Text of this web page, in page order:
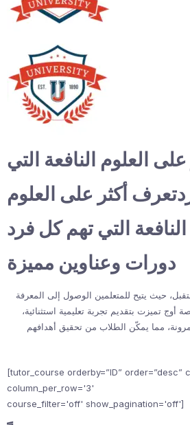
العلوم النافعة التي
أكثر على العلوم
النافعة التي تهم كل فرد
دورات وعناوين مميزة
حيث يتيح للمتعلمين الوصول إلى المعرفة
تميزت بتقديم تجربة تعليمية استثنائية،
مما يمكّن الطلاب من تحقيق أهدافهم
[tutor_course orderby=”ID” order=”desc”
column_per_row='3'
course_filter='off' show_pagination='off']